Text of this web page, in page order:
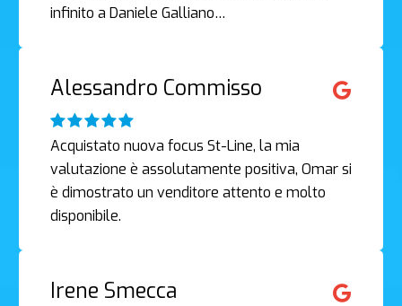
infinito a Daniele Galliano…
Alessandro Commisso
Acquistato nuova focus St-Line, la mia
valutazione è assolutamente positiva, Omar si
è dimostrato un venditore attento e molto
disponibile.
Irene Smecca